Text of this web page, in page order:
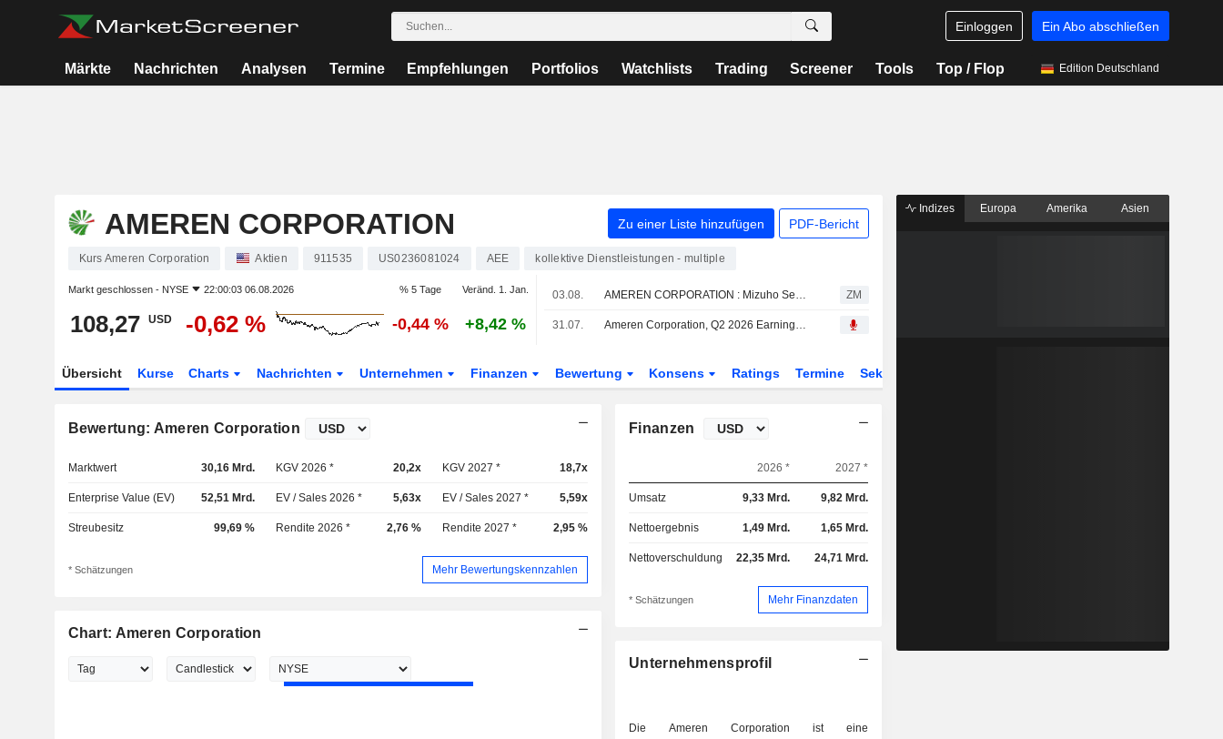
Einloggen Ein Abo abschließen
Märkte Nachrichten Analysen Termine Empfehlungen Portfolios Watchlists Trading Screener Tools Top / Flop Edition Deutschland
AMEREN CORPORATION Zu einer Liste hinzufügen PDF-Bericht
Kurs Ameren Corporation Aktien 911535 US0236081024 AEE kollektive Dienstleistungen - multiple
Markt geschlossen - NYSE 22:00:03 06.08.2026 % 5 Tage Veränd. 1. Jan.
108,27 USD -0,62 % -0,44 % +8,42 %
03.08. AMEREN CORPORATION : Mizuho Securities bekräftigt seine Kaufempfehlung ZM
31.07. Ameren Corporation, Q2 2026 Earnings Call, Jul 31, 2026
Übersicht Kurse Charts Nachrichten Unternehmen Finanzen Bewertung Konsens Ratings Termine Sektor
Bewertung: Ameren Corporation
Marktwert 30,16 Mrd. KGV 2026 * 20,2x KGV 2027 * 18,7x
Enterprise Value (EV) 52,51 Mrd. EV / Sales 2026 * 5,63x EV / Sales 2027 * 5,59x
Streubesitz 99,69 % Rendite 2026 * 2,76 % Rendite 2027 * 2,95 %
* Schätzungen Mehr Bewertungskennzahlen
Chart: Ameren Corporation
Finanzen
2026 * 2027 *
Umsatz 9,33 Mrd. 9,82 Mrd.
Nettoergebnis 1,49 Mrd. 1,65 Mrd.
Nettoverschuldung 22,35 Mrd. 24,71 Mrd.
* Schätzungen Mehr Finanzdaten
Unternehmensprofil
Die Ameren Corporation ist eine
Indizes Europa Amerika Asien